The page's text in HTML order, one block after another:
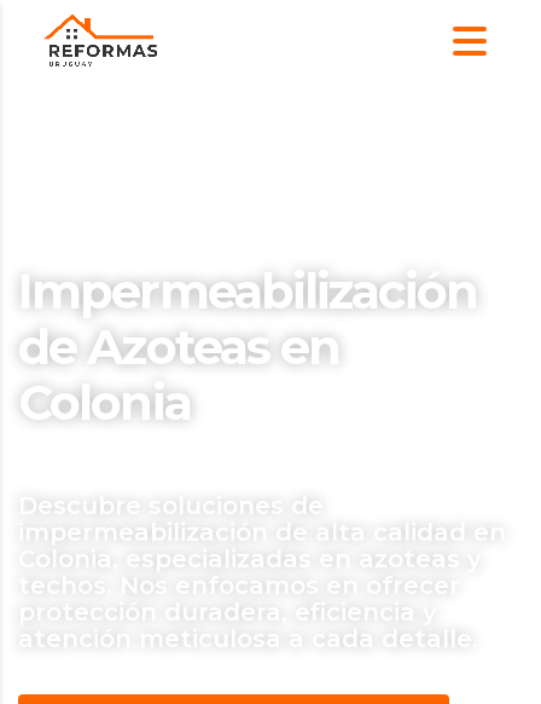
Impermeabilización
de Azoteas en
Colonia
Descubre soluciones de
impermeabilización de alta calidad en
Colonia, especializadas en azoteas y
techos. Nos enfocamos en ofrecer
protección duradera, eficiencia y
atención meticulosa a cada detalle.